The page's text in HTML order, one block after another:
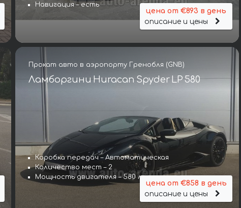
Навигация – есть
цена от €893 в день
описание и цены
Прокат авто в аэропорту Гренобля (GNB)
Ламборгини Huracan Spyder LP 580
Коробка передач – Автоматическая
Количество мест – 2
Мощность двигателя – 580 л. с.
цена от €858 в день
описание и цены